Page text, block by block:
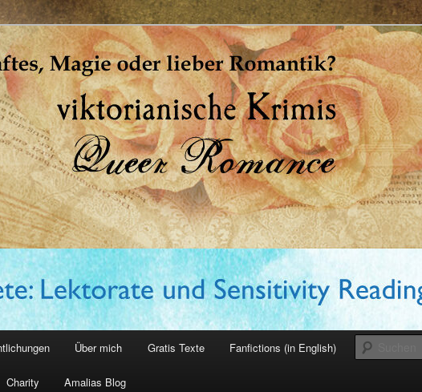
Über mich Gratis Texte Fanfictions (in English)
Charity Amalias Blog